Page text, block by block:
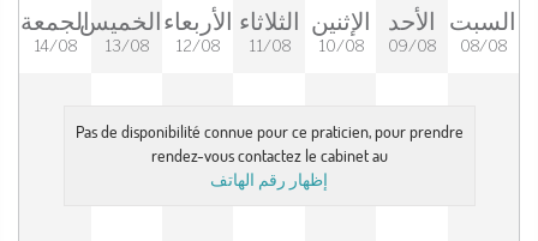
السبت
08/08
الأحد
09/08
الإثنين
10/08
الثلاثاء
11/08
الأربعاء
12/08
الخميس
13/08
الجمعة
14/08
Pas de disponibilité connue pour ce praticien, pour prendre
rendez-vous contactez le cabinet au
إظهار رقم الهاتف